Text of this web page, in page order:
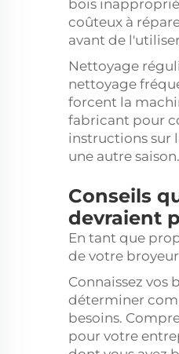
bois
coûteux à
avant de
Nettoyage
nettoyage
forcent la
fabricant pour
instructions sur
une autre saison.
Conseils
devraient
En tant que
de votre
Connaissez vos
déterminer
besoins.
pour votre